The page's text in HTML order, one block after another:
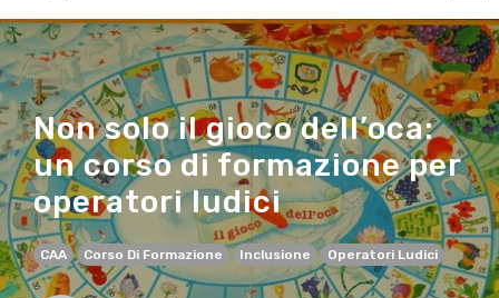
Non solo il gioco dell’oca:
un corso di formazione per
operatori ludici
CAA Corso Di Formazione Inclusione Operatori Ludici